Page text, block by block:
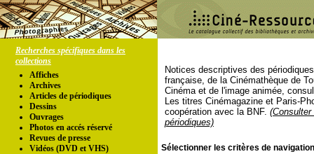
Recherches spécifiques dans les
collections
Affiches
Archives
Articles de périodiques
Dessins
Ouvrages
Photos en accés réservé
Revues de presse
Vidéos (DVD et VHS)
Notices descriptives des
française, de la Cinémathèque de
Cinéma et de l'image animée,
Les titres Cinémagazine et Paris-
coopération avec la BNF.
périodiques)
Sélectionner les critères de